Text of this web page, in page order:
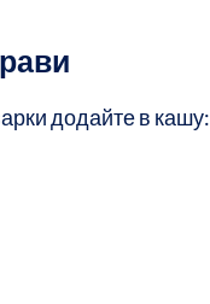
додайте в кашу: